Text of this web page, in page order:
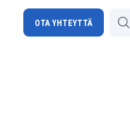
OTA YHTEYTTÄ